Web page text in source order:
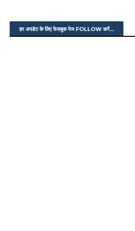
हर अपडेट के लिए फेसबुक पेज FOLLOW करें...